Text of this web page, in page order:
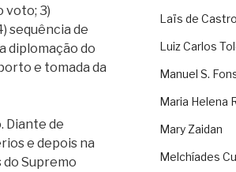
voto; 3)
sequência de
diplomação do
e tomada da
Diante de
e depois na
Supremo
Laïs de Castro
Luiz Carlos
Manuel S.
Maria Helena
Mary Zaidan
Melchíades